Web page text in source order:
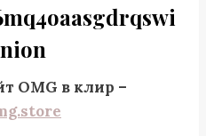
OMG в клир –